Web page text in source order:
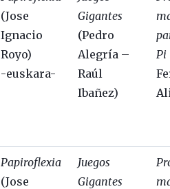
(Jose
Ignacio
Royo)
-euskara-
Gigantes
(Pedro
Alegría –
Raúl
Ibañez)
Pi
Papiroflexia
(Jose
Juegos
Gigantes